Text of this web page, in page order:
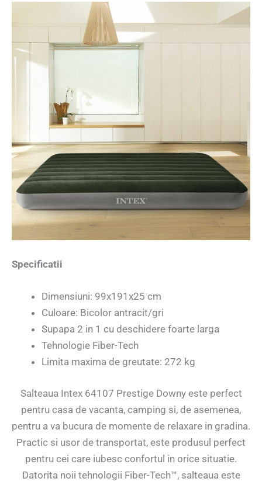
Specificatii
Dimensiuni: 99x191x25 cm
Culoare: Bicolor antracit/gri
Supapa 2 in 1 cu deschidere foarte larga
Tehnologie Fiber-Tech
Limita maxima de greutate: 272 kg
Salteaua Intex 64107 Prestige Downy este perfect
pentru casa de vacanta, camping si, de asemenea,
pentru a va bucura de momente de relaxare in gradina.
Practic si usor de transportat, este produsul perfect
pentru cei care iubesc confortul in orice situatie.
Datorita noii tehnologii Fiber-Tech™, salteaua este